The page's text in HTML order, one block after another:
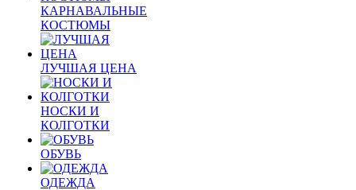
КАРНАВАЛЬНЫЕ
КОСТЮМЫ
ЛУЧШАЯ ЦЕНА
НОСКИ И
КОЛГОТКИ
ОБУВЬ
ОДЕЖДА